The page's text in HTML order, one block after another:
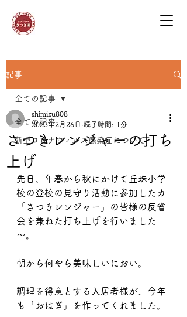
記事
全ての記事
新型コロナウィルス感染症について
全ての記事
さつきレンジャーの打ち
上げ
shimizu808
2023年2月26日 読了時間: 1分
先日、年春から秋にかけて丘珠小学
校の登校の見守り活動に参加したカ
「さつきレンジャー」の皆様の反省
会を兼ねた打ち上げを行いました
～。
朝から何やら美味しいにおい。
調理を得意とする入居者様が、今年
も「おはぎ」を作ってくれました。